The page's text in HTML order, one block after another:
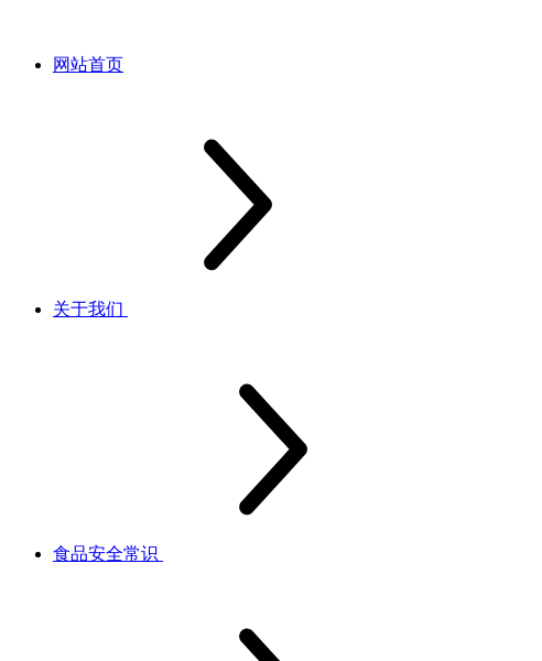
网站首页
关于我们
食品安全常识